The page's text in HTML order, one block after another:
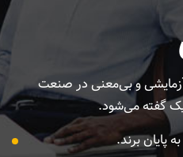
آزمایشی و بی‌معنی در صنعت
گفته می‌شود.
پایان برند.